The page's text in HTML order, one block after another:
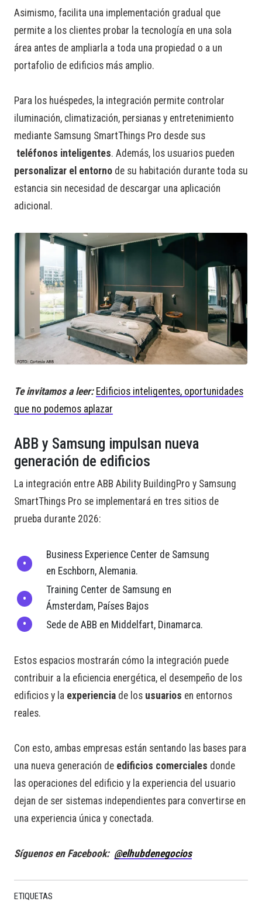
Asimismo, facilita una implementación gradual que
permite a los clientes probar la tecnología en una sola
área antes de ampliarla a toda una propiedad o a un
portafolio de edificios más amplio.
Para los huéspedes, la integración permite controlar
iluminación, climatización, persianas y entretenimiento
mediante Samsung SmartThings Pro desde sus
teléfonos inteligentes. Además, los usuarios pueden
personalizar el entorno de su habitación durante toda su
estancia sin necesidad de descargar una aplicación
adicional.
Te invitamos a leer: Edificios inteligentes, oportunidades
que no podemos aplazar
ABB y Samsung impulsan nueva
generación de edificios
La integración entre ABB Ability BuildingPro y Samsung
SmartThings Pro se implementará en tres sitios de
prueba durante 2026:
Business Experience Center de Samsung
en Eschborn, Alemania.
Training Center de Samsung en
Ámsterdam, Países Bajos
Sede de ABB en Middelfart, Dinamarca.
Estos espacios mostrarán cómo la integración puede
contribuir a la eficiencia energética, el desempeño de los
edificios y la experiencia de los usuarios en entornos
reales.
Con esto, ambas empresas están sentando las bases para
una nueva generación de edificios comerciales donde
las operaciones del edificio y la experiencia del usuario
dejan de ser sistemas independientes para convertirse en
una experiencia única y conectada.
Síguenos en Facebook: @elhubdenegocios
ETIQUETAS